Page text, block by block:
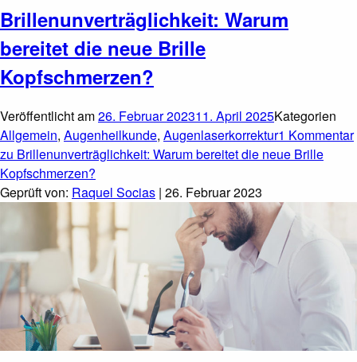
Brillenunverträglichkeit: Warum
bereitet die neue Brille
Kopfschmerzen?
Veröffentlicht am26. Februar 202311. April 2025Kategorien
Allgemein, Augenheilkunde, Augenlaserkorrektur1 Kommentar
zu Brillenunverträglichkeit: Warum bereitet die neue Brille
Kopfschmerzen?
Geprüft von: Raquel Socias | 26. Februar 2023